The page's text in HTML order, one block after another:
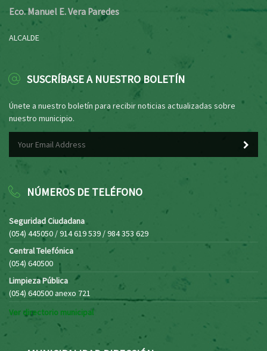
Eco. Manuel E. Vera Paredes
ALCALDE
SUSCRÍBASE A NUESTRO BOLETÍN
Únete a nuestro boletín para recibir noticias actualizadas sobre
nuestro municipio.
NÚMEROS DE TELÉFONO
Seguridad Ciudadana
(054) 445050 / 914 619 539 / 984 353 629
Central Telefónica
(054) 640500
Limpieza Pública
(054) 640500 anexo 721
Ver directorio municipal